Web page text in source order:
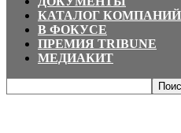
КАТАЛОГ КОМПАНИЙ
В ФОКУСЕ
ПРЕМИЯ TRIBUNE
МЕДИАКИТ